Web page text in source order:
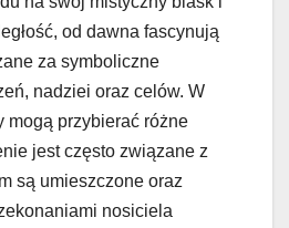
od dawna fascynują
za symboliczne
nadziei oraz celów. W
mogą przybierać różne
jest często związane z
są umieszczone oraz
nosiciela